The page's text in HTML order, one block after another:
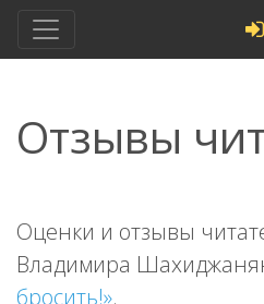
Отзывы
Оценки и отзывы
Владимира
бросить!».